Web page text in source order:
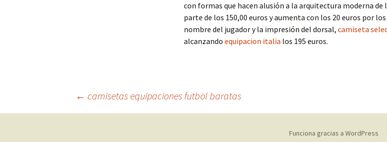
con formas que hacen alusión a la arquitectura moderna de
parte de los 150,00 euros y aumenta con los 20 euros por
nombre del jugador y la impresión del dorsal, camiseta
alcanzando equipacion italia los 195 euros.
Navegación
← camisetas equipaciones futbol baratas
Funciona gracias a WordPress